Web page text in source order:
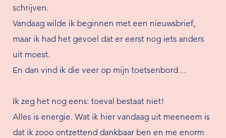
schrijven.
Vandaag wilde ik beginnen met een nieuwsbrief,
maar ik had het gevoel dat er eerst nog iets anders
uit moest.
En dan vind ik die veer op mijn toetsenbord…
Ik zeg het nog eens: toeval bestaat niet!
Alles is energie. Wat ik hier vandaag uit meeneem is
dat ik zooo ontzettend dankbaar ben en me enorm